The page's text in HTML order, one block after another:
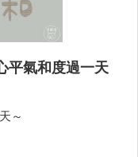
平氣和度過一天
～